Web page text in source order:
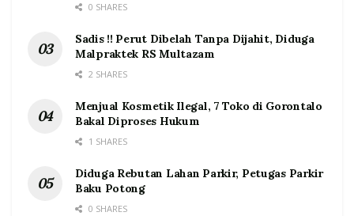
0 SHARES
Sadis !! Perut Dibelah Tanpa Dijahit, Diduga
Malpraktek RS Multazam
2 SHARES
Menjual Kosmetik Ilegal, 7 Toko di Gorontalo
Bakal Diproses Hukum
1 SHARES
Diduga Rebutan Lahan Parkir, Petugas Parkir
Baku Potong
0 SHARES